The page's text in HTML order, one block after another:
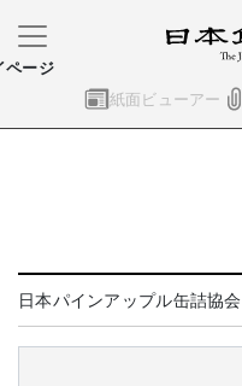
紙面ビューアー
ページ
日本パインアップル缶詰協会